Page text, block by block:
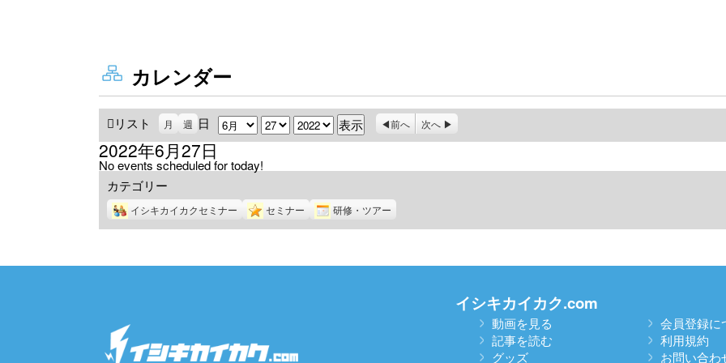
カレンダー
リスト
示
月 週 日 月 日 年 前へ 次へ
2022年6月27日
No events scheduled for today!
カテゴリー
イシキカイカクセミナー セミナー 研修・ツアー
イシキカイカク.com
動画を見る
記事を読む
グッズ
会員登録に
利用規約
お問い合わ